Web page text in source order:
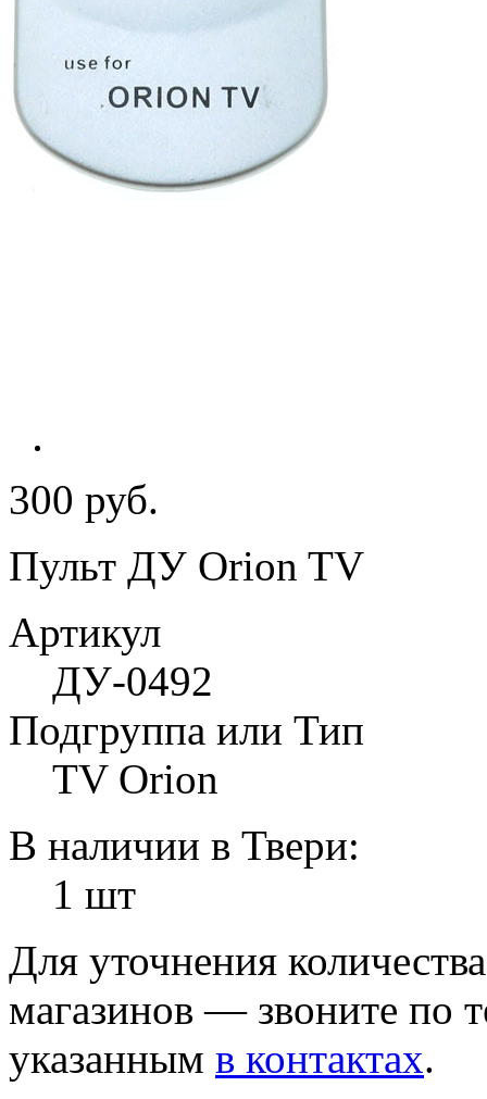
300 руб.
Пульт ДУ Orion TV
Артикул
ДУ-0492
Подгруппа или Тип
TV Orion
В наличии в Твери:
1 шт
Для уточнения
магазинов — звоните по
указанным в контактах.